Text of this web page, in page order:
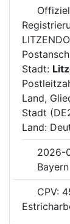
Stadt:
Land,
Stadt
Land:
2026-
Bayern
CPV: